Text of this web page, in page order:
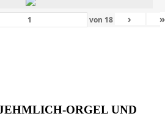
von 18 › »
ORGEL UND